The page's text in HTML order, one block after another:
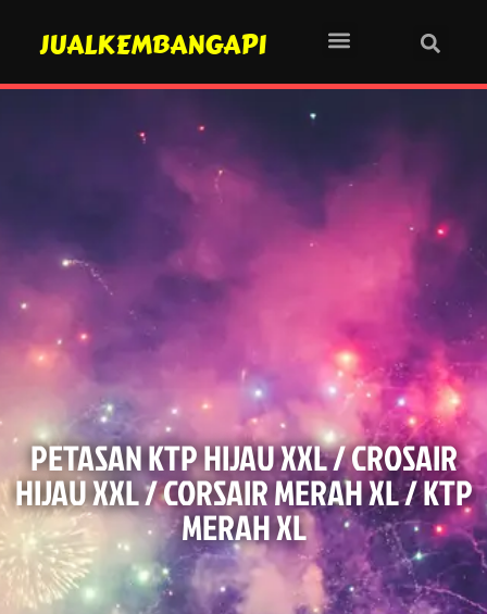
JUALKEMBANGAPI
PETASAN KTP HIJAU XXL / CROSAIR
HIJAU XXL / CORSAIR MERAH XL / KTP
MERAH XL